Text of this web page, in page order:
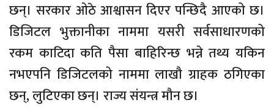
छन्। सरकार ओठे आश्वासन दिएर पन्छिदै आएको छ।
डिजिटल भुक्तानीका नाममा यसरी सर्वसाधारणको
रकम काटिदा कति पैसा बाहिरिन्छ भन्ने तथ्य यकिन
नभएपनि डिजिटलको नाममा लाखौ ग्राहक ठगिएका
छन्, लुटिएका छन्। राज्य संयन्त्र मौन छ।